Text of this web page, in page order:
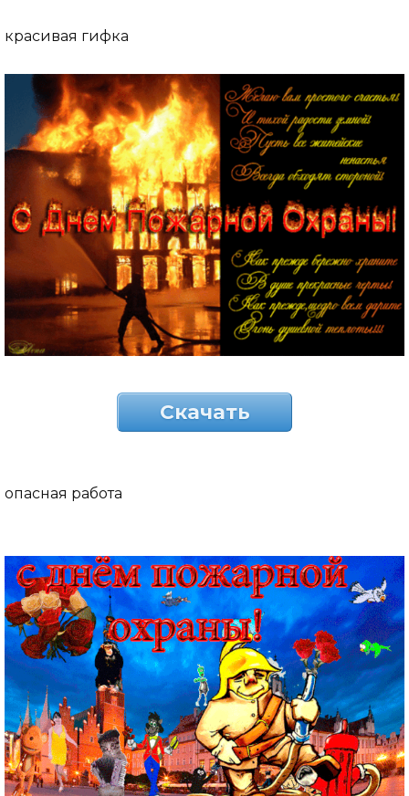
красивая гифка
Скачать
опасная работа